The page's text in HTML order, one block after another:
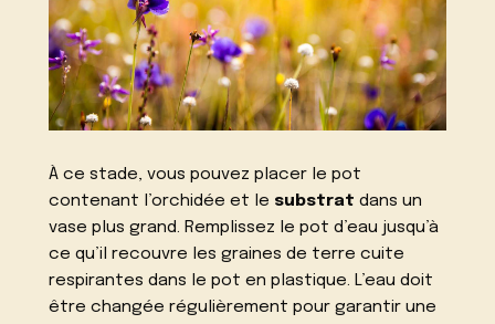
À ce stade, vous pouvez placer le pot
contenant l’orchidée et le substrat dans un
vase plus grand. Remplissez le pot d’eau jusqu’à
ce qu’il recouvre les graines de terre cuite
respirantes dans le pot en plastique. L’eau doit
être changée régulièrement pour garantir une